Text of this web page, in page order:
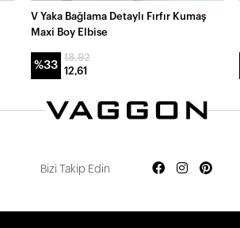
V Yaka Bağlama Detaylı Fırfır Kumaş
Maxi Boy Elbise
%33
18,92
12,61
Bizi Takip Edin